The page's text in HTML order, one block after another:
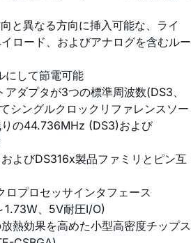
と異なる方向に挿入可能な、ライ
ロード、およびアナログを含むルー
にして節電可能
ダプタが3つの標準周波数(DS3、
シングルクロックリファレンスソー
の44.736MHz (DS3)および
よびDS316x製品ファミリとピン互
ロプロセッサインタフェース
、5V耐圧I/O)
熱効果を高めた小型高密度チップス